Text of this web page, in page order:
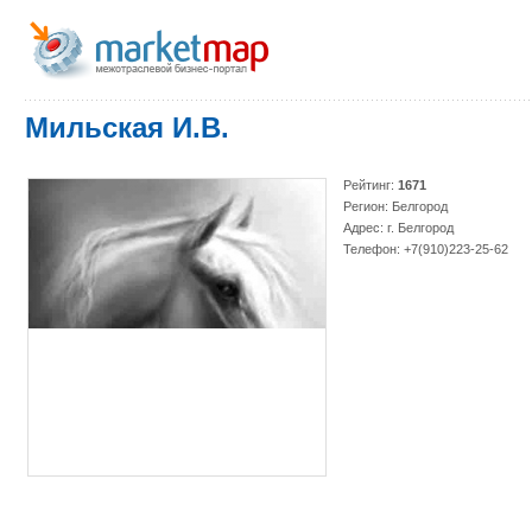
Мильская И.В.
Рейтинг: 1671
Регион: Белгород
Адрес: г. Белгород
Телефон: +7(910)223-25-62